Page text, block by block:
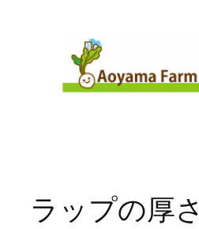
ラップの厚さ